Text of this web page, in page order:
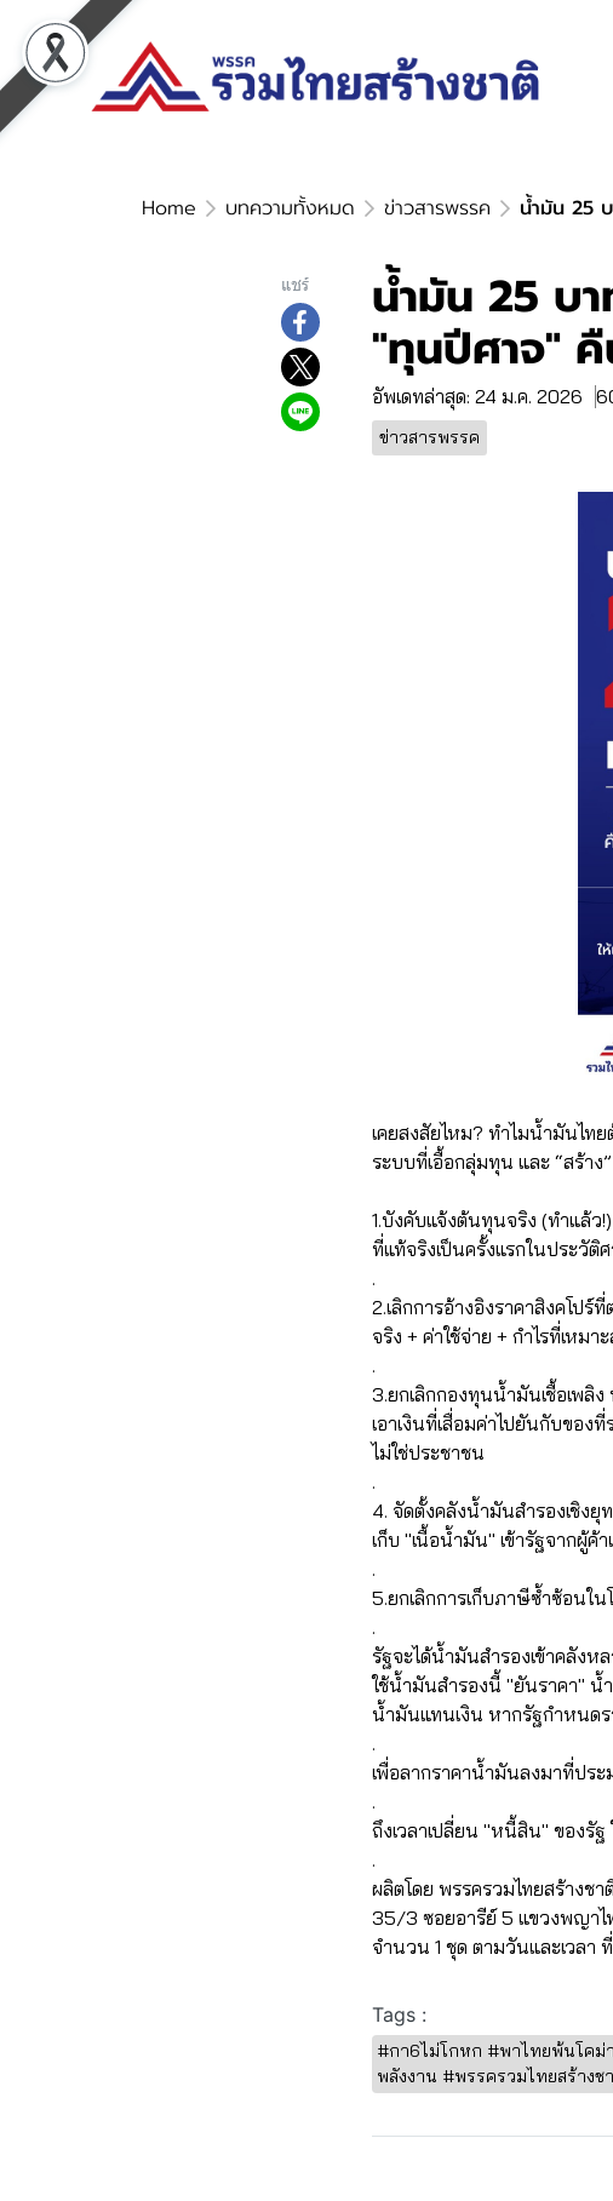
Home บทความทั้งหมด ข่าวสารพรรค น้ำมัน 25
แชร์ น้ำมัน 25 บ
"ทุนปีศาจ" คื
อัพเดทล่าสุด: 24 ม.ค. 2026
ข่าวสารพรรค
เคยสงสัยไหม? ทำไมน้ำมันไทย
ระบบที่เอื้อกลุ่มทุน และ “สร้า
1.บังคับแจ้งต้นทุนจริง (ทำแล้ว
ที่แท้จริงเป็นครั้งแรกในประวัติ
.
2.เลิกการอ้างอิงราคาสิงคโป
จริง + ค่าใช้จ่าย + กำไรที่เหม
.
3.ยกเลิกกองทุนน้ำมันเชื้อเพลิ
เอาเงินที่เสื่อมค่าไปยันกับขอ
ไม่ใช่ประชาชน
.
4. จัดตั้งคลังน้ำมันสำรองเชิงยุ
เก็บ "เนื้อน้ำมัน" เข้ารัฐจากผู้
.
5.ยกเลิกการเก็บภาษีซ้ำซ้อนใ
.
รัฐจะได้น้ำมันสำรองเข้าคลังห
ใช้น้ำมันสำรองนี้ "ยันราคา" น้
น้ำมันแทนเงิน หากรัฐกำหนด
.
เพื่อลากราคาน้ำมันลงมาที่ประ
.
ถึงเวลาเปลี่ยน "หนี้สิน" ของรั
.
ผลิตโดย พรรครวมไทยสร้างชา
35/3 ซอยอารีย์ 5 แขวงพญาไ
จำนวน 1 ชุด ตามวันและเวลา
Tags :
#กา6ไม่โกหก #พาไทยพ้นโคม่
พลังงาน #พรรครวมไทยสร้างช